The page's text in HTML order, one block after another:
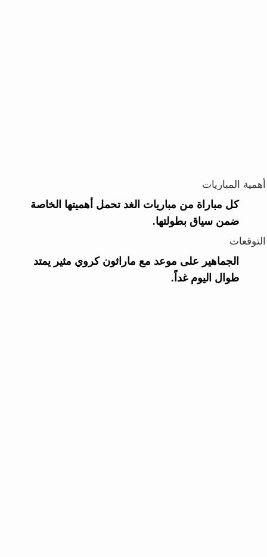
أهمية المباريات
كل مباراة من مباريات الغد تحمل أهميتها الخاصة
ضمن سياق بطولتها.
التوقعات
الجماهير على موعد مع ماراثون كروي مثير يمتد
طوال اليوم غداً.